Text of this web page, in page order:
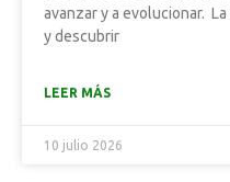
avanzar y a evolucionar.
y descubrir
LEER MÁS
10 julio 2026